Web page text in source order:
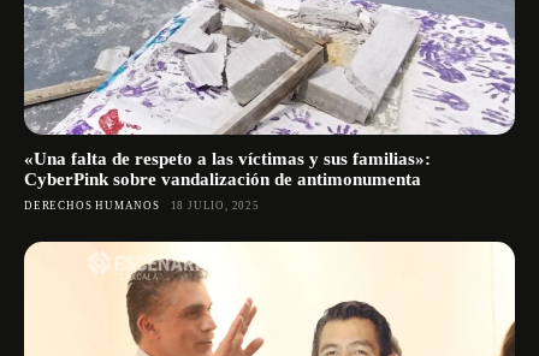
«Una falta de respeto a las víctimas y sus familias»:
CyberPink sobre vandalización de antimonumenta
DERECHOS HUMANOS 18 JULIO, 2025